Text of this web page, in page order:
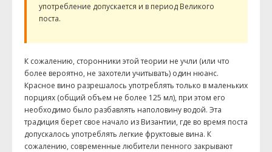
употребление допускается и в период Великого
поста.
К сожалению, сторонники этой теории не учли (или что
более вероятно, не захотели учитывать) один нюанс.
Красное вино разрешалось употреблять только в маленьких
порциях (общий объем не более 125 мл), при этом его
необходимо было разбавлять наполовину водой. Эта
традиция берет свое начало из Византии, где во время поста
допускалось употреблять легкие фруктовые вина. К
сожалению, современные любители пенного закрывают